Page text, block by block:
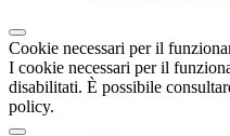
Cookie necessari per il
I cookie necessari per il
disabilitati. È possibile
policy.